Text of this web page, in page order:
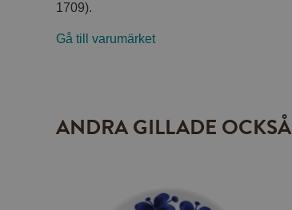
1709).
Gå till varumärket
ANDRA GILLADE OCKSÅ